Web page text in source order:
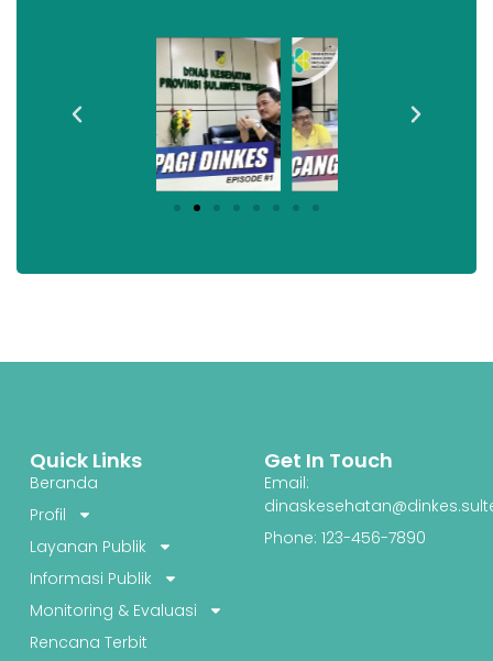
Quick Links
Beranda
Profil
Layanan Publik
Informasi Publik
Monitoring & Evaluasi
Rencana Terbit
Get In Touch
Email:
Phone: 123-456-7890